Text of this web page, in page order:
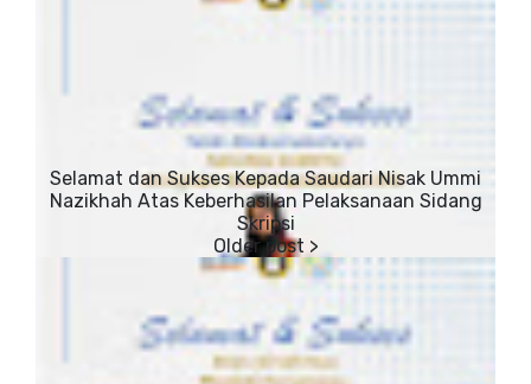
Selamat dan Sukses Kepada Saudari Nisak Ummi
Nazikhah Atas Keberhasilan Pelaksanaan Sidang
Skripsi